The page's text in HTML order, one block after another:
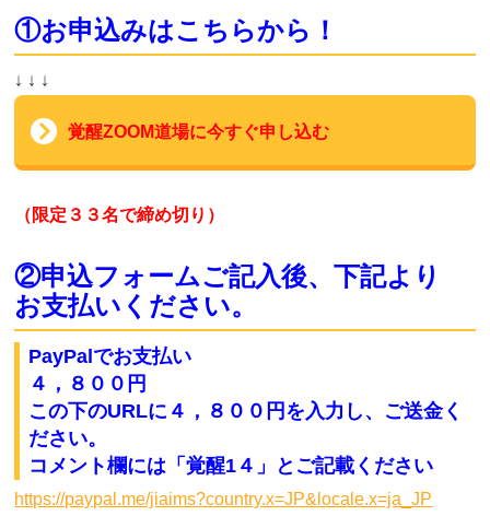
①お申込みはこちらから！
↓ ↓ ↓
覚醒ZOOM道場に今すぐ申し込む
（限定３３名で締め切り）
②申込フォームご記入後、下記より
お支払いください。
PayPalでお支払い
４，８００円
この下のURLに４，８００円 を入力し、ご送金く
ださい。
コメント欄には「覚醒1４」とご記載ください
https://paypal.me/jiaims?country.x=JP&locale.x=ja_JP